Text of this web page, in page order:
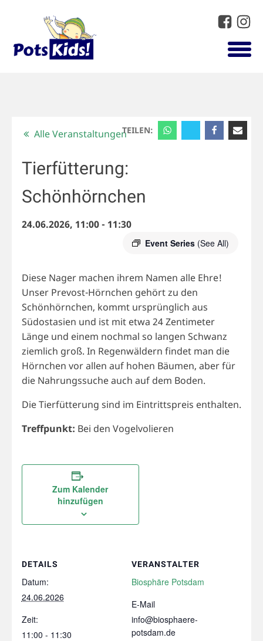
TEILEN:
Alle Veranstaltungen
Tierfütterung:
Schönhörnchen
24.06.2026, 11:00- 11:30
Event Series (See All)
Diese Nager machen ihrem Namen alle Ehre!
Unser Prevost-Hörnchen gehört zu den
Schönhörnchen, kommt ursprünglich aus
Südostasien und ist mit etwa 24 Zentimeter
Länge und einem nochmal so langen Schwanz
ziemlich groß. In Regenwäldern findet man die
Hörnchen vor allen auf hohen Bäumen, aber für
die Nahrungssuche auch auf dem Boden.
Die Tierfütterung sind im Eintrittspreis enthalten.
Treffpunkt: Bei den Vogelvolieren
Zum Kalender
hinzufügen
DETAILS
Datum:
24.06.2026
Zeit:
11:00 - 11:30
VERANSTALTER
Biosphäre Potsdam
E-Mail
info@biosphaere-
potsdam.de